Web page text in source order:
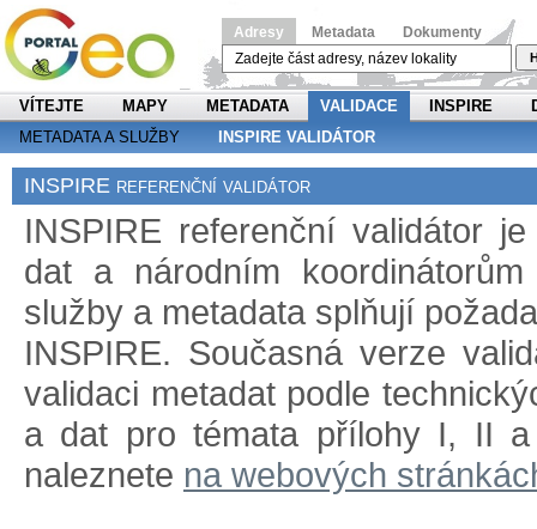
Adresy Metadata Dokumenty
VÍTEJTE MAPY METADATA VALIDACE INSPIRE
METADATA A SLUŽBY
INSPIRE VALIDÁTOR
INSPIRE referenční validátor
INSPIRE referenční validátor
dat a národním
služby a metadata splňují
INSPIRE. Současná verze
validaci metadat podle
a dat pro témata přílohy I, II a
naleznete na webových